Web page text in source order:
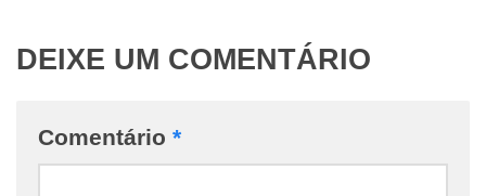
DEIXE UM COMENTÁRIO
Comentário *